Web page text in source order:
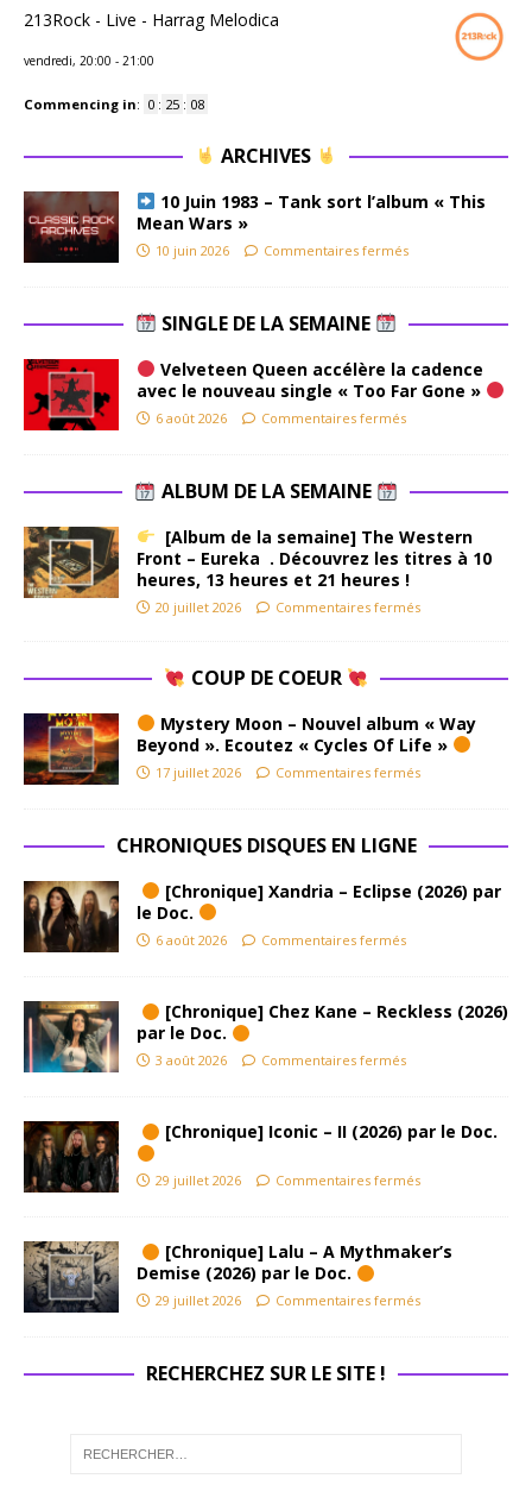
213Rock - Live - Harrag Melodica
vendredi, 20:00 - 21:00
Commencing in: 0 : 25 : 07
ARCHIVES
10 Juin 1983 – Tank sort l’album « This
Mean Wars »
10 juin 2026 Commentaires fermés
SINGLE DE LA SEMAINE
Velveteen Queen accélère la cadence
avec le nouveau single « Too Far Gone »
6 août 2026 Commentaires fermés
ALBUM DE LA SEMAINE
[Album de la semaine] The Western
Front – Eureka . Découvrez les titres à 10
heures, 13 heures et 21 heures !
20 juillet 2026 Commentaires fermés
COUP DE COEUR
Mystery Moon – Nouvel album « Way
Beyond ». Ecoutez « Cycles Of Life »
17 juillet 2026 Commentaires fermés
CHRONIQUES DISQUES EN LIGNE
[Chronique] Xandria – Eclipse (2026) par
le Doc.
6 août 2026 Commentaires fermés
[Chronique] Chez Kane – Reckless (2026)
par le Doc.
3 août 2026 Commentaires fermés
[Chronique] Iconic – II (2026) par le Doc.
29 juillet 2026 Commentaires fermés
[Chronique] Lalu – A Mythmaker’s
Demise (2026) par le Doc.
29 juillet 2026 Commentaires fermés
RECHERCHEZ SUR LE SITE !